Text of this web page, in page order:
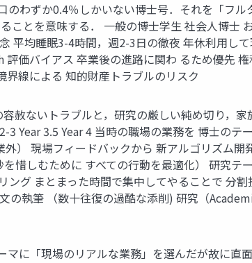
わずか0.4％しかいない博士号．それを「フル
ことを意味する． 一般の博士学生 社会人博士
平均睡眠3-4時間，週2-3日の徹夜 年休利用し
価バイアス 卒業後の進路に関わ るため優先
線による 知的財産トラブルのリスク
赦ないトラブルと，研究の厳しい純め切り，
Year 3.5 Year 4 当時の職場の業務を 博士の
） 現場フィードバックから 新アルゴリズム
惜しむために すべての行動を最適化） 研究テ
グ まとまった時間で集中してやることで 分
の執筆 （数十往復の過酷な添削) 研究（
に「現場のリアルな業務」を選んだが故に直